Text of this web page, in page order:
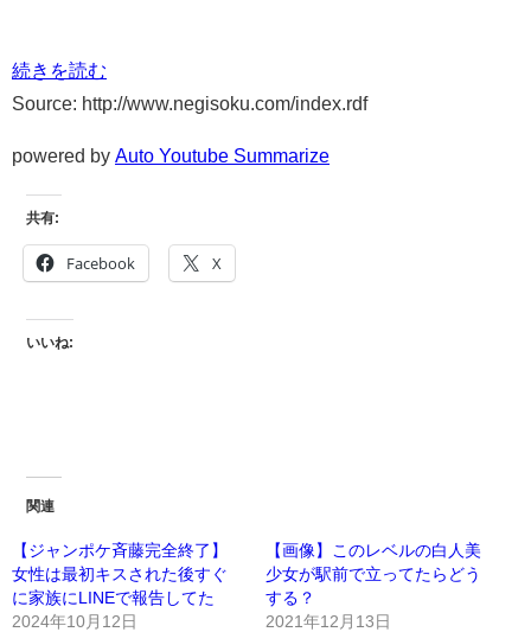
続きを読む
Source: http://www.negisoku.com/index.rdf
powered by Auto Youtube Summarize
共有:
Facebook X
いいね:
関連
【ジャンポケ斉藤完全終了】
女性は最初キスされた後すぐ
に家族にLINEで報告してた
2024年10月12日
【画像】このレベルの白人美
少女が駅前で立ってたらどう
する？
2021年12月13日